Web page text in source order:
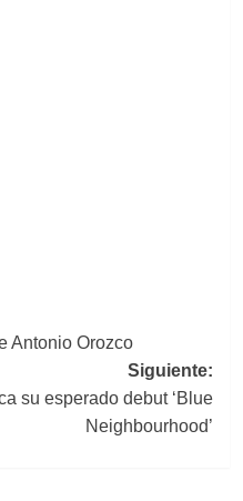
Antonio Orozco
Siguiente:
su esperado debut ‘Blue
Neighbourhood’